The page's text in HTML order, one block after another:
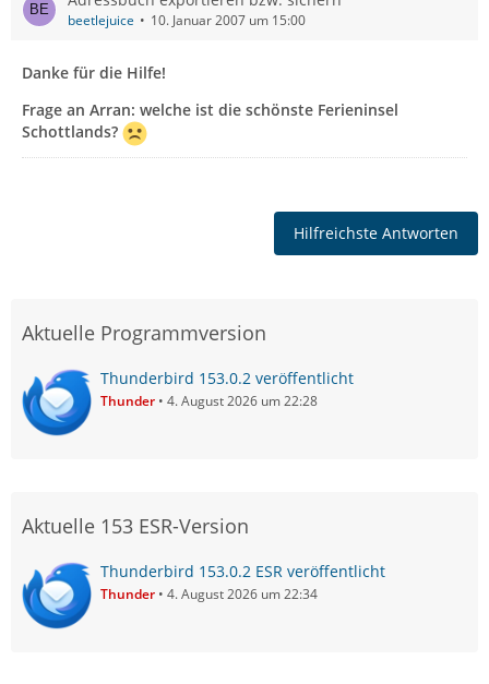
beetlejuice 10. Januar 2007 um 15:00
Danke für die Hilfe!
Frage an Arran: welche ist die schönste Ferieninsel
Schottlands?
Hilfreichste Antworten
Aktuelle Programmversion
Thunderbird 153.0.2 veröffentlicht
Thunder 4. August 2026 um 22:28
Aktuelle 153 ESR-Version
Thunderbird 153.0.2 ESR veröffentlicht
Thunder 4. August 2026 um 22:34